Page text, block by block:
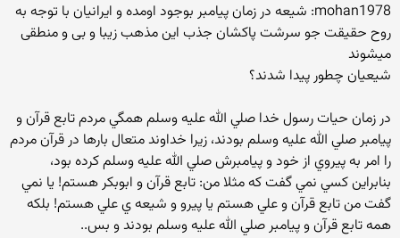
mohan1978: شیعه در زمان پیامبر بوجود اومده و ایرانیان با توجه به
روح حقیقت جو سرشت پاکشان جذب این مذهب زیبا و بی و منطقی
میشوند
شیعیان چطور پیدا شدند؟
در زمان حيات رسول خدا صلي الله عليه وسلم همگي مردم تابع قرآن و
پيامبر صلي الله عليه وسلم بودند، زيرا خداوند متعال بارها در قرآن مردم
را امر به پيروي از خود و پيامبرش صلي الله عليه وسلم کرده بود،
بنابراين کسي نمي گفت که مثلا من: تابع قرآن و ابوبکر هستم! يا نمي
گفت من تابع قرآن و علي هستم يا پيرو و شيعه ي علي هستم! بلکه
همه تابع قرآن و پيامبر صلي الله عليه وسلم بودند و بس..